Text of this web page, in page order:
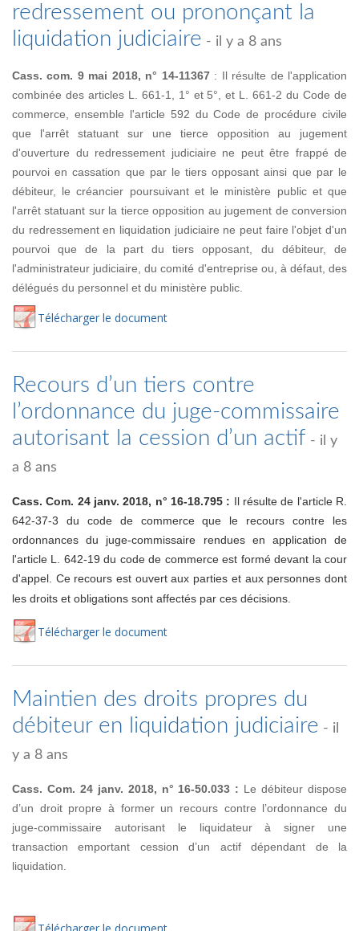
redressement ou prononçant la
liquidation judiciaire - il y a 8 ans
Cass. com. 9 mai 2018, n° 14-11367 : Il résulte de l'application
combinée des articles L. 661-1, 1° et 5°, et L. 661-2 du Code de
commerce, ensemble l'article 592 du Code de procédure civile
que l'arrêt statuant sur une tierce opposition au jugement
d'ouverture du redressement judiciaire ne peut être frappé de
pourvoi en cassation que par le tiers opposant ainsi que par le
débiteur, le créancier poursuivant et le ministère public et que
l'arrêt statuant sur la tierce opposition au jugement de conversion
du redressement en liquidation judiciaire ne peut faire l'objet d'un
pourvoi que de la part du tiers opposant, du débiteur, de
l'administrateur judiciaire, du comité d'entreprise ou, à défaut, des
délégués du personnel et du ministère public.
Télécharger le document
Recours d’un tiers contre
l’ordonnance du juge-commissaire
autorisant la cession d’un actif - il y
a 8 ans
Cass. Com. 24 janv. 2018, n° 16-18.795 : Il résulte de l'article R.
642-37-3 du code de commerce que le recours contre les
ordonnances du juge-commissaire rendues en application de
l'article L. 642-19 du code de commerce est formé devant la cour
d'appel. Ce recours est ouvert aux parties et aux personnes dont
les droits et obligations sont affectés par ces décisions.
Télécharger le document
Maintien des droits propres du
débiteur en liquidation judiciaire - il
y a 8 ans
Cass. Com. 24 janv. 2018, n° 16-50.033 : Le débiteur dispose
d’un droit propre à former un recours contre l’ordonnance du
juge-commissaire autorisant le liquidateur à signer une
transaction emportant cession d’un actif dépendant de la
liquidation.